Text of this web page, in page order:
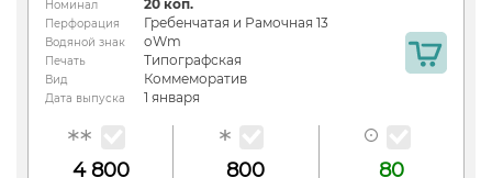
Номинал 20 коп.
Перфорация Гребенчатая и Рамочная 13
Водяной знак oWm
Печать Типографская
Вид Коммеморатив
Дата выпуска 1 января
4 800 800 80